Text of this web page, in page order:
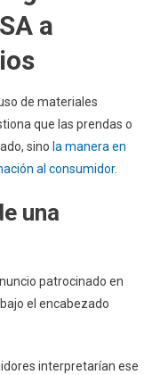
a
de materiales
que las prendas o
sino la manera en
al consumidor.
una
patrocinado en
el encabezado
interpretarían ese